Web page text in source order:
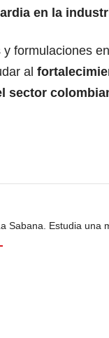
en la
formulaciones
al
sector
Sabana. Estudia una